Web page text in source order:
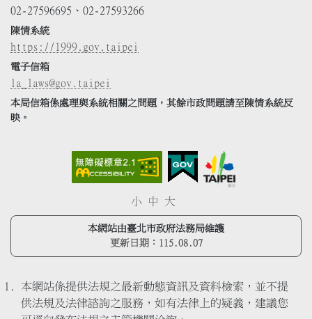
02-27596695、02-27593266
陳情系統
https://1999.gov.taipei
電子信箱
la_laws@gov.taipei
本局信箱係處理與系統相關之問題，其餘市政問題請至陳情系統反
映。
小 中 大
本網站由臺北市政府法務局維護
更新日期： 115.08.07
本網站係提供法規之最新動態資訊及資料檢索，並不提
供法規及法律諮詢之服務，如有法律上的疑義，建議您